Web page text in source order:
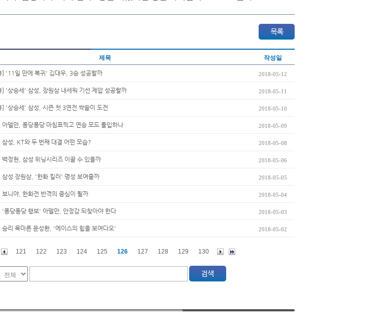
제목 작성일
] '11일 만에 복귀' 김대우, 3승 성공할까 2018-05-12
] '상승세' 삼성, 장원삼 내세워 기선 제압 성공할까 2018-05-11
] '상승세' 삼성, 시즌 첫 3연전 싹쓸이 도전 2018-05-10
아델만, 퐁당퐁당 마침표찍고 연승 모드 돌입하나 2018-05-09
삼성, KT와 두 번째 대결 어떤 모습? 2018-05-08
백정현, 삼성 위닝시리즈 이끌 수 있을까 2018-05-06
삼성 장원삼, '한화 킬러' 명성 보여줄까 2018-05-05
보니야, 한화전 반격의 중심이 될까 2018-05-04
'퐁당퐁당 행보' 아델만, 안정감 되찾아야 한다 2018-05-03
승리 목마른 윤성환, '에이스의 힘을 보여다오' 2018-05-02
121 122 123 124 125 126 127 128 129 130